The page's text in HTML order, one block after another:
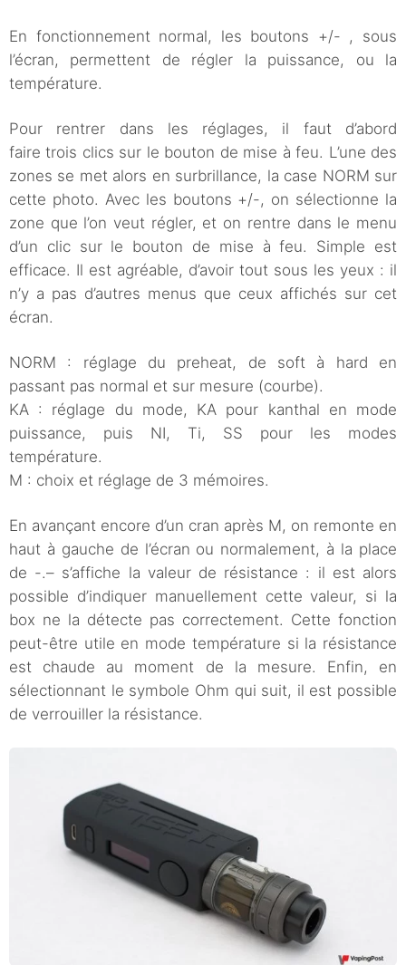
En fonctionnement normal, les boutons +/- , sous
l’écran, permettent de régler la puissance, ou la
température.
Pour rentrer dans les réglages, il faut d’abord
faire trois clics sur le bouton de mise à feu. L’une des
zones se met alors en surbrillance, la case NORM sur
cette photo. Avec les boutons +/-, on sélectionne la
zone que l’on veut régler, et on rentre dans le menu
d’un clic sur le bouton de mise à feu. Simple est
efficace. Il est agréable, d’avoir tout sous les yeux : il
n’y a pas d’autres menus que ceux affichés sur cet
écran.
NORM : réglage du preheat, de soft à hard en
passant pas normal et sur mesure (courbe).
KA : réglage du mode, KA pour kanthal en mode
puissance, puis NI, Ti, SS pour les modes
température.
M : choix et réglage de 3 mémoires.
En avançant encore d’un cran après M, on remonte en
haut à gauche de l’écran ou normalement, à la place
de -.– s’affiche la valeur de résistance : il est alors
possible d’indiquer manuellement cette valeur, si la
box ne la détecte pas correctement. Cette fonction
peut-être utile en mode température si la résistance
est chaude au moment de la mesure. Enfin, en
sélectionnant le symbole Ohm qui suit, il est possible
de verrouiller la résistance.